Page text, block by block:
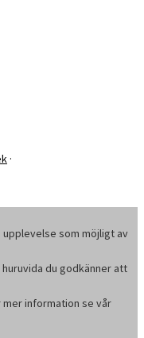
·
som möjligt av
du godkänner att
information se vår